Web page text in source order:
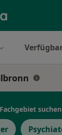
suchen